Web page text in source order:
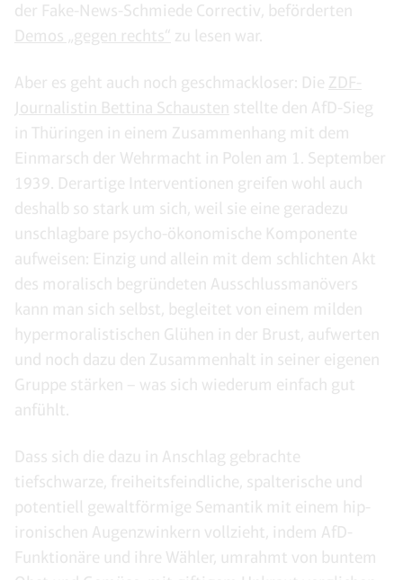
der Fake-News-Schmiede Correctiv, beförderten
Demos „gegen rechts“ zu lesen war.
Aber es geht auch noch geschmackloser: Die ZDF-
Journalistin Bettina Schausten stellte den AfD-Sieg
in Thüringen in einem Zusammenhang mit dem
Einmarsch der Wehrmacht in Polen am 1. September
1939. Derartige Interventionen greifen wohl auch
deshalb so stark um sich, weil sie eine geradezu
unschlagbare psycho-ökonomische Komponente
aufweisen: Einzig und allein mit dem schlichten Akt
des moralisch begründeten Ausschlussmanövers
kann man sich selbst, begleitet von einem milden
hypermoralistischen Glühen in der Brust, aufwerten
und noch dazu den Zusammenhalt in seiner eigenen
Gruppe stärken – was sich wiederum einfach gut
anfühlt.
Dass sich die dazu in Anschlag gebrachte
tiefschwarze, freiheitsfeindliche, spalterische und
potentiell gewaltförmige Semantik mit einem hip-
ironischen Augenzwinkern vollzieht, indem AfD-
Funktionäre und ihre Wähler, umrahmt von buntem